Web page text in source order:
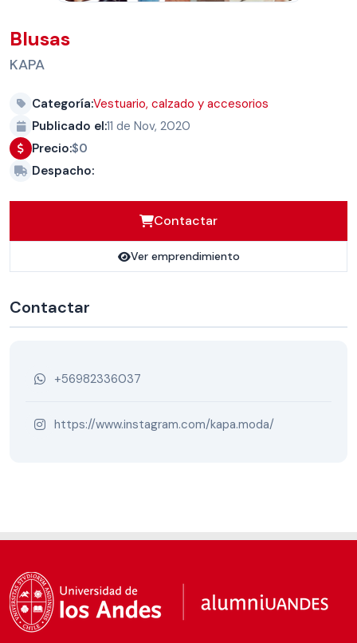
Blusas
KAPA
Categoría:Vestuario, calzado y accesorios
Publicado el:11 de Nov, 2020
Precio:$0
Despacho:
Contactar
Ver emprendimiento
Contactar
+56982336037
https://www.instagram.com/kapa.moda/